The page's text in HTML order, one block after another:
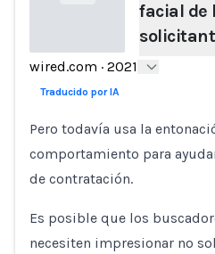
Loading...
facial de
wired.com · 2021
Traducido por IA
Pero todavía usa la
comportamiento para
de contratación.
Es posible que los
necesiten impresionar no